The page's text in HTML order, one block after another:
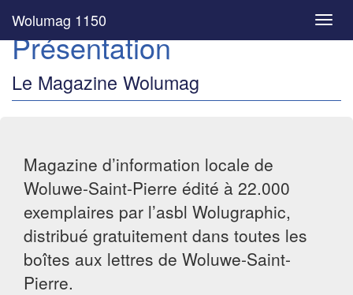
Wolumag 1150
Présentation
Le Magazine Wolumag
Magazine d’information locale de
Woluwe-Saint-Pierre édité à 22.000
exemplaires par l’asbl Wolugraphic,
distribué gratuitement dans toutes les
boîtes aux lettres de Woluwe-Saint-
Pierre.